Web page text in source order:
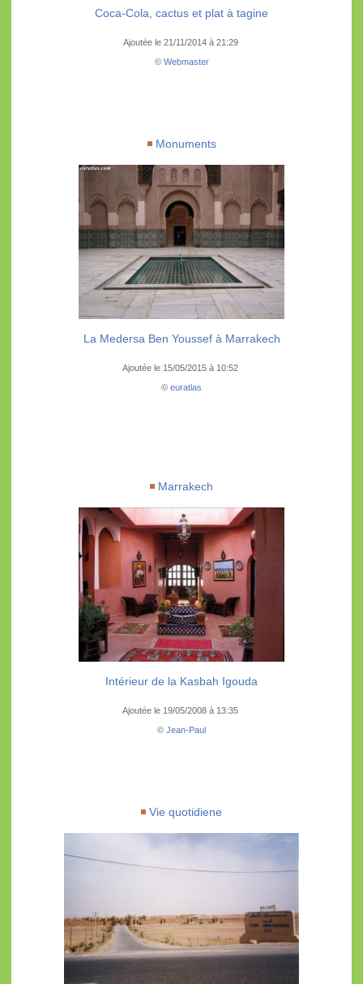
Coca-Cola, cactus et plat à tagine
Ajoutée le 21/11/2014 à 21:29
© Webmaster
Monuments
La Medersa Ben Youssef à Marrakech
Ajoutée le 15/05/2015 à 10:52
© euratlas
Marrakech
Intérieur de la Kasbah Igouda
Ajoutée le 19/05/2008 à 13:35
© Jean-Paul
Vie quotidiene